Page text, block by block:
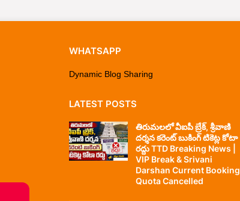
WHATSAPP
Dynamic Blog Sharing
LATEST POSTS
తిరుమలలో వీఐపీ బ్రేక్, శ్రీవాణి
దర్శన కరెంట్ బుకింగ్ టికెట్ల కోటా
రద్దు TTD Breaking News |
VIP Break & Srivani
Darshan Current Booking
Quota Cancelled